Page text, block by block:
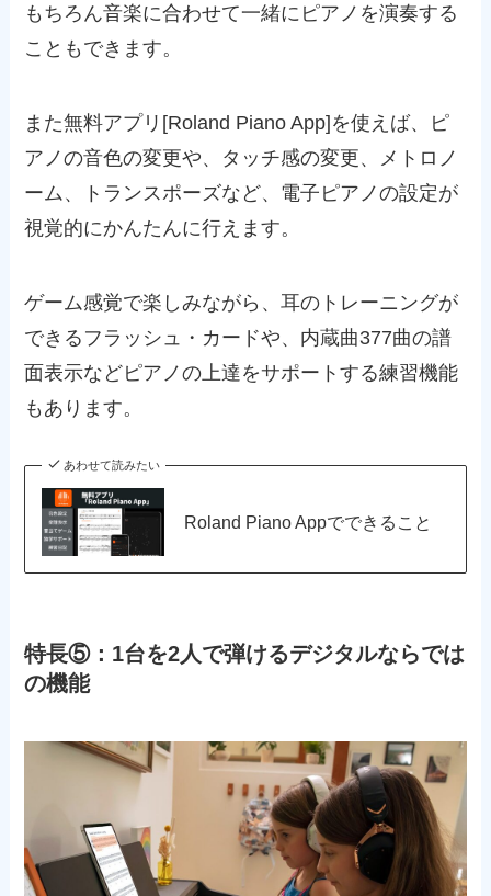
もちろん音楽に合わせて一緒にピアノを演奏する
こともできます。
また無料アプリ[Roland Piano App]を使えば、ピ
アノの音色の変更や、タッチ感の変更、メトロノ
ーム、トランスポーズなど、電子ピアノの設定が
視覚的にかんたんに行えます。
ゲーム感覚で楽しみながら、耳のトレーニングが
できるフラッシュ・カードや、内蔵曲377曲の譜
面表示などピアノの上達をサポートする練習機能
もあります。
あわせて読みたい
Roland Piano Appでできること
特長⑤：1台を2人で弾けるデジタルならでは
の機能